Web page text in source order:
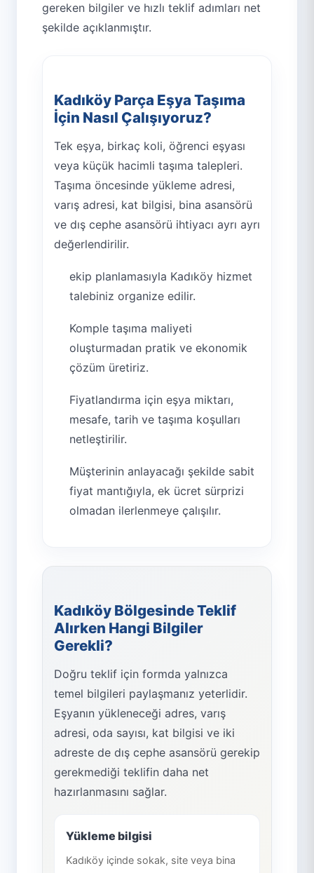
gereken bilgiler ve hızlı teklif adımları net
şekilde açıklanmıştır.
Kadıköy Parça Eşya Taşıma
İçin Nasıl Çalışıyoruz?
Tek eşya, birkaç koli, öğrenci eşyası
veya küçük hacimli taşıma talepleri.
Taşıma öncesinde yükleme adresi,
varış adresi, kat bilgisi, bina asansörü
ve dış cephe asansörü ihtiyacı ayrı ayrı
değerlendirilir.
ekip planlamasıyla Kadıköy hizmet
talebiniz organize edilir.
Komple taşıma maliyeti
oluşturmadan pratik ve ekonomik
çözüm üretiriz.
Fiyatlandırma için eşya miktarı,
mesafe, tarih ve taşıma koşulları
netleştirilir.
Müşterinin anlayacağı şekilde sabit
fiyat mantığıyla, ek ücret sürprizi
olmadan ilerlenmeye çalışılır.
Kadıköy Bölgesinde Teklif
Alırken Hangi Bilgiler
Gerekli?
Doğru teklif için formda yalnızca
temel bilgileri paylaşmanız yeterlidir.
Eşyanın yükleneceği adres, varış
adresi, oda sayısı, kat bilgisi ve iki
adreste de dış cephe asansörü gerekip
gerekmediği teklifin daha net
hazırlanmasını sağlar.
Yükleme bilgisi
Kadıköy içinde sokak, site veya bina